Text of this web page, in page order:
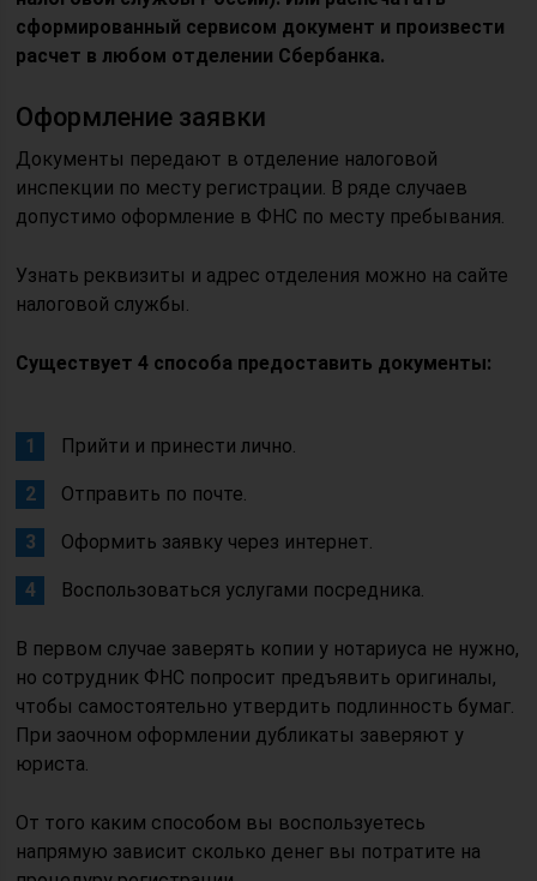
сформированный сервисом документ и произвести
расчет в любом отделении Сбербанка.
Оформление заявки
Документы передают в отделение налоговой
инспекции по месту регистрации. В ряде случаев
допустимо оформление в ФНС по месту пребывания.
Узнать реквизиты и адрес отделения можно на сайте
налоговой службы.
Существует 4 способа предоставить документы:
Прийти и принести лично.
Отправить по почте.
Оформить заявку через интернет.
Воспользоваться услугами посредника.
В первом случае заверять копии у нотариуса не нужно,
но сотрудник ФНС попросит предъявить оригиналы,
чтобы самостоятельно утвердить подлинность бумаг.
При заочном оформлении дубликаты заверяют у
юриста.
От того каким способом вы воспользуетесь
напрямую зависит сколько денег вы потратите на